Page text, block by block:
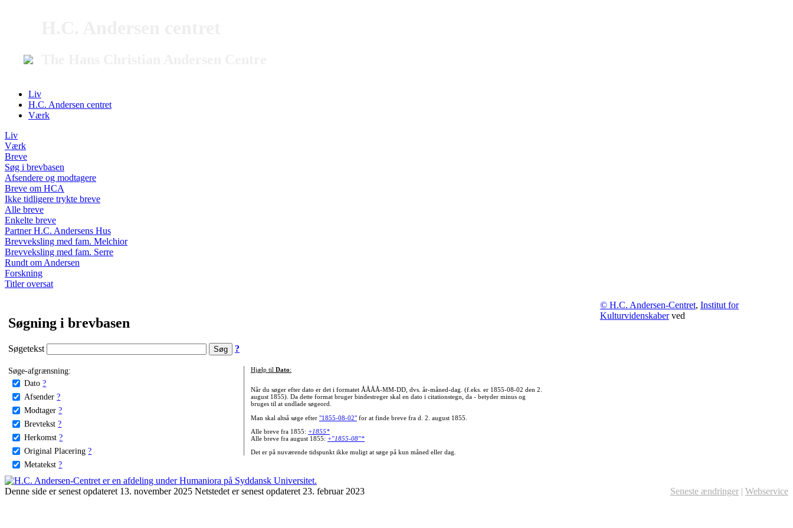
Liv
H.C. Andersen centret
Værk
Liv
Værk
Breve
Søg i brevbasen
Afsendere og modtagere
Breve om HCA
Ikke tidligere trykte breve
Alle breve
Enkelte breve
Partner H.C. Andersens Hus
Brevveksling med fam. Melchior
Brevveksling med fam. Serre
Rundt om Andersen
Forskning
Titler oversat
Søgning i brevbasen
Søgetekst ?
Søge-afgrænsning:
Dato ?
Afsender ?
Modtager ?
Brevtekst ?
Herkomst ?
Original Placering ?
Metatekst ?
Hjælp til Dato:
Når du søger efter dato er det i formatet ÅÅÅÅ-MM-DD, dvs. år-måned-dag. (f.eks. er 1855-08-02 den 2.
august 1855). Da dette format bruger bindestreger skal en dato i citationstegn, da - betyder minus og
bruges til at undlade søgeord.
Man skal altså søge efter "1855-08-02"for at finde breve fra d. 2. august 1855.
Alle breve fra 1855: +1855*
Alle breve fra august 1855: +"1855-08"*
Det er på nuværende tidspunkt ikke muligt at søge på kun måned eller dag.
© H.C. Andersen-Centret, Institut for
Kulturvidenskaberved
Denne side er senest opdateret 13. november 2025 Netstedet er senest opdateret 23. februar 2023 Seneste ændringer | Webservice